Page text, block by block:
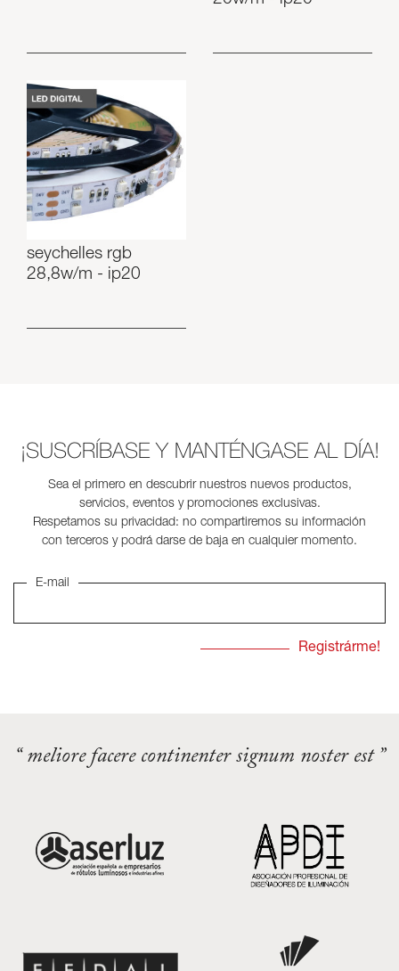
seychelles rgb
28,8w/m - ip20
¡SUSCRÍBASE Y MANTÉNGASE AL DÍA!
Sea el primero en descubrir nuestros nuevos productos,
servicios, eventos y promociones exclusivas.
Respetamos su privacidad: no compartiremos su información
con terceros y podrá darse de baja en cualquier momento.
E-mail
“ meliore facere continenter signum noster est ”